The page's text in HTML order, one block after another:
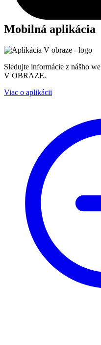
Mobilná aplikácia
Sledujte informácie z nášho
V OBRAZE.
Viac o aplikácii